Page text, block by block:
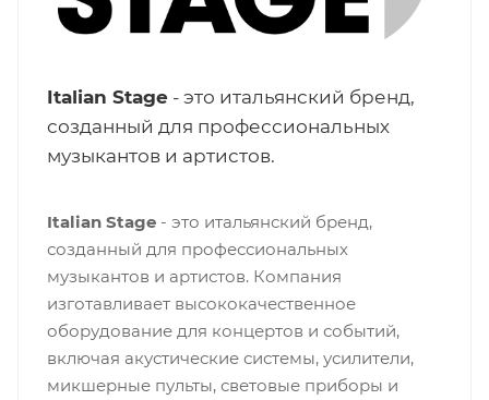
Italian Stage- это итальянский бренд,
созданный для профессиональных
музыкантов и артистов.
Italian Stage - это итальянский бренд,
созданный для профессиональных
музыкантов и артистов. Компания
изготавливает высококачественное
оборудование для концертов и событий,
включая акустические системы, усилители,
микшерные пульты, световые приборы и